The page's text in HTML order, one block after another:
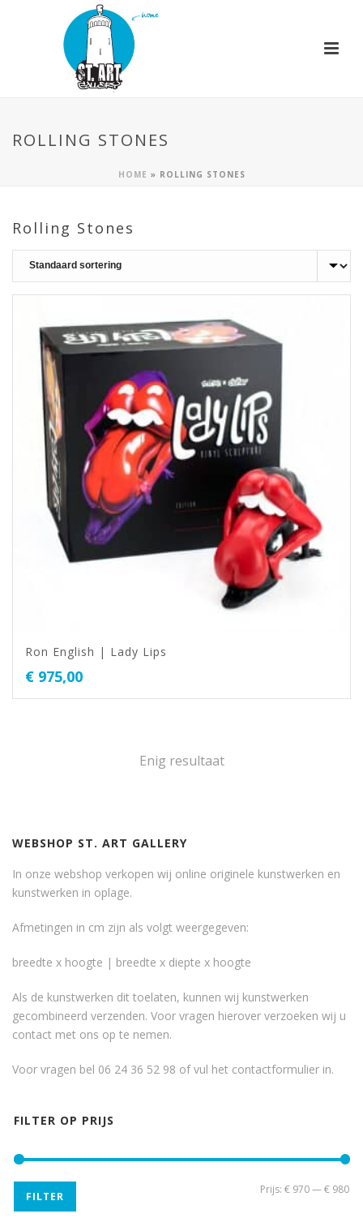
ROLLING STONES
HOME » ROLLING STONES
Rolling Stones
Ron English | Lady Lips
€ 975,00
Enig resultaat
WEBSHOP ST. ART GALLERY
In onze webshop verkopen wij online originele kunstwerken en
kunstwerken in oplage.
Afmetingen in cm zijn als volgt weergegeven:
breedte x hoogte | breedte x diepte x hoogte
Als de kunstwerken dit toelaten, kunnen wij kunstwerken
gecombineerd verzenden. Voor vragen hierover verzoeken wij u
contact met ons op te nemen.
Voor vragen bel 06 24 36 52 98 of vul het contactformulier in.
FILTER OP PRIJS
FILTER
Prijs: € 970—€ 980